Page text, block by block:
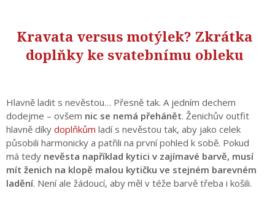
Kravata versus motýlek? Zkrátka
doplňky ke svatebnímu obleku
Hlavně ladit s nevěstou… Přesně tak. A jedním dechem
dodejme – ovšem nic se nemá přehánět. Ženichův outfit
hlavně díky doplňkům ladí s nevěstou tak, aby jako celek
působili harmonicky a patřili na první pohled k sobě. Pokud
má tedy nevěsta například kytici v zajímavé barvě, musí
mít ženich na klopě malou kytičku ve stejném barevném
ladění. Není ale žádoucí, aby měl v téže barvě třeba i košili.